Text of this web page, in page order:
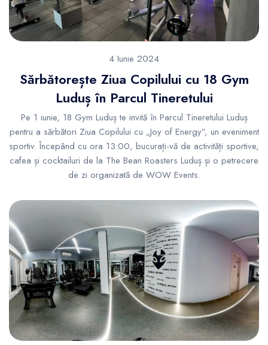
4 Iunie 2024
Sărbătorește Ziua Copilului cu 18 Gym
Luduș în Parcul Tineretului
Pe 1 iunie, 18 Gym Luduș te invită în Parcul Tineretului Luduș
pentru a sărbători Ziua Copilului cu „Joy of Energy”, un eveniment
sportiv. Începând cu ora 13:00, bucurați-vă de activități sportive,
cafea și cocktailuri de la The Bean Roasters Luduș și o petrecere
de zi organizată de WOW Events.